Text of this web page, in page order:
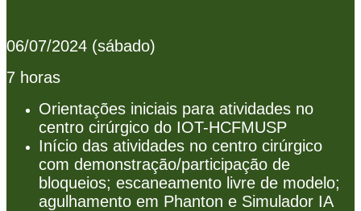
06/07/2024 (sábado)
7 horas
Orientações iniciais para atividades no
centro cirúrgico do IOT-HCFMUSP
Início das atividades no centro cirúrgico
com demonstração/participação de
bloqueios; escaneamento livre de modelo;
agulhamento em Phanton e Simulador IA